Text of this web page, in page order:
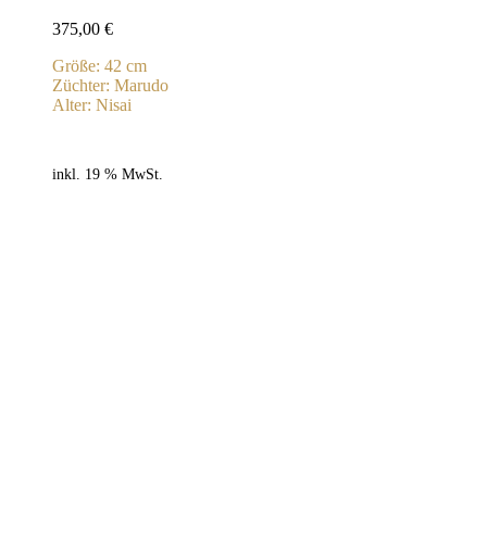
375,00 €
Größe: 42 cm
Züchter: Marudo
Alter: Nisai
inkl. 19 % MwSt.